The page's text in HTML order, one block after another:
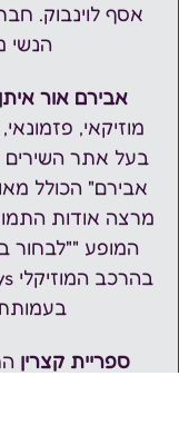
אסף לוינבוק.
הנשי
אבירם אור
מוזיקאי,
בעל אתר השירים
אבירם" הכולל
מרצה אודות
המופע ""לבחור
ספריית קצרין